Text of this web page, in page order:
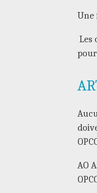
Une
Les
AO